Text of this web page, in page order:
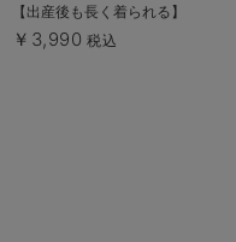
【出産後も長く着られる】
￥3,990 税込